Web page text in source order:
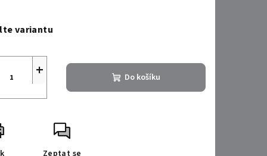
variantu
+ Do košíku
Zeptat se